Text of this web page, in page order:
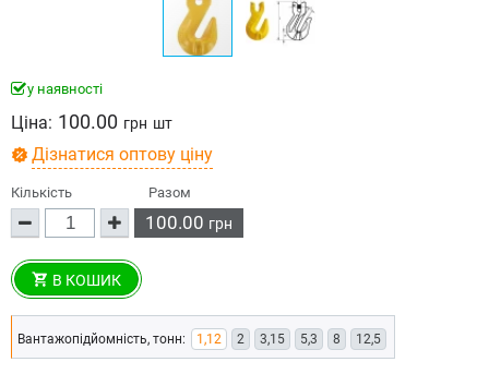
у наявності
Ціна: 100.00 грн шт
Дізнатися оптову ціну
Кількість Разом
100.00 грн
В КОШИК
Вантажопідйомність, тонн: 1,12 2 3,15 5,3 8 12,5